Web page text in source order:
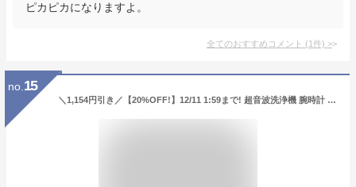
ピカピカになりますよ。
全てのおすすめコメント (1件) >
no. 15
＼1,154円引き／【20%OFF!】12/11 1:59まで! 超音波洗浄機 腕時計 メガネ 超音波洗浄器 アクセサリー ジュエリー めがね 超音波 メガネ洗浄機 眼鏡洗浄機 コンパクト 小さい ミニ 軽量 クリーナー 入れ歯 小型 メガネクリーナー 手垢 油膜 MTL-E009